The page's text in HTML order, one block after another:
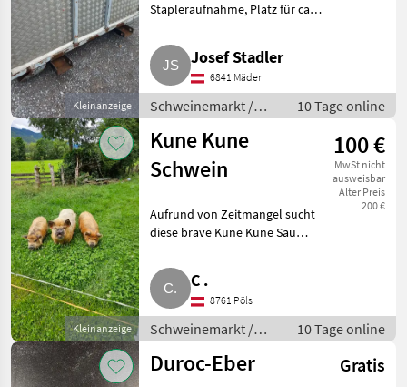
Kleinanzeige
Stapleraufnahme, Platz für ca.
Zubehör Schweinehaltung
Josef Stadler
6841 Mäder
Schweinemarkt /
Zubehör
Schweinehaltung
10 Tage online
Kleinanzeige
Kune Kune
Schwein
100 €
MwSt nicht
ausweisbar
Alter Preis
200 €
Aufrund von Zeitmangel sucht
diese brave Kune Kune Sau
bei uns 4x Ferkel. Ist im
Herbuch eingetragen. Hat einen
super COI von 8, 5. Geb
C .
8761 Pöls
Schweinemarkt /
Schweinemarkt
10 Tage online
Duroc-Eber Gratis